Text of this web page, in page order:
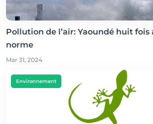
Pollution de l’air: Yaoundé huit fois
norme
Mar 31, 2024
Environnement